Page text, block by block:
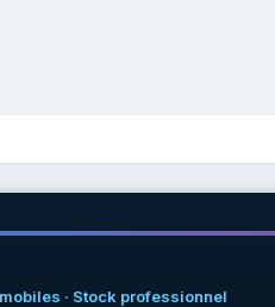
· Stock professionnel